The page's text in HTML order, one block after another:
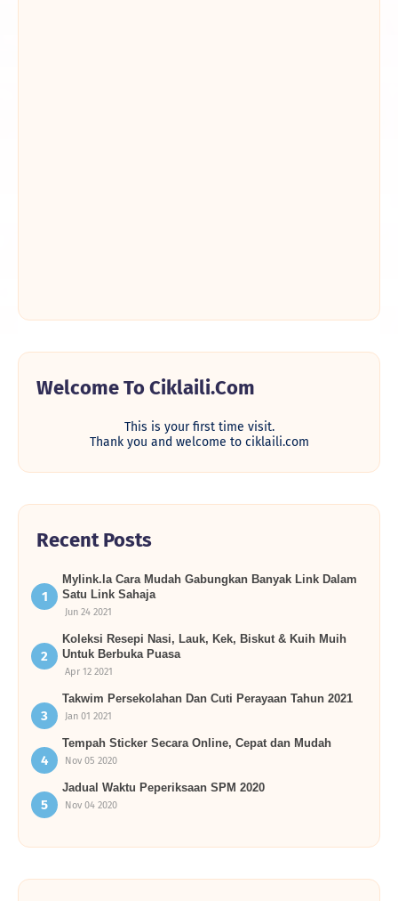
Welcome To Ciklaili.com
This is your first time visit.
Thank you and welcome to ciklaili.com
Recent Posts
Mylink.la Cara Mudah Gabungkan Banyak Link Dalam
Satu Link Sahaja
Jun 24 2021
Koleksi Resepi Nasi, Lauk, Kek, Biskut & Kuih Muih
Untuk Berbuka Puasa
Apr 12 2021
Takwim Persekolahan Dan Cuti Perayaan Tahun 2021
Jan 01 2021
Tempah Sticker Secara Online, Cepat dan Mudah
Nov 05 2020
Jadual Waktu Peperiksaan SPM 2020
Nov 04 2020